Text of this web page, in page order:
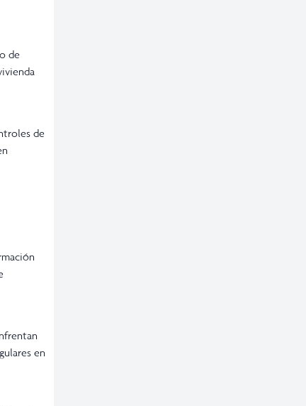
de
de
en